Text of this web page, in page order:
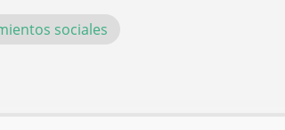
sociales